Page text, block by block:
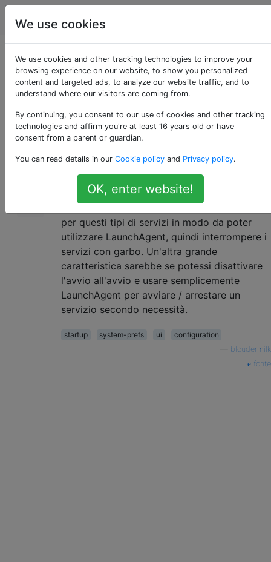
Apple
Esiste una GUI per
OS X LaunchAgents?
20
Sono uno sviluppatore web di giorno e gran
computer (ovvero database e server Web)
viene fornito con un LaunchAgent opzionale
per automatizzare i processi di avvio /
arresto all'avvio. Mi chiedo se esiste una GUI
per questi tipi di servizi in modo da poter
utilizzare LaunchAgent, quindi interrompere i
servizi con garbo. Un'altra grande
caratteristica sarebbe se potessi disattivare
l'avvio all'avvio e usare semplicemente
LaunchAgent per avviare / arrestare un
servizio secondo necessità.
startup system-prefs ui
configuration
bloudermilk
fonte
We use cookies
We use cookies and other tracking technologies to improve your
browsing experience on our website, to show you personalized
content and targeted ads, to analyze our website traffic, and to
understand where our visitors are coming from.
By continuing, you consent to our use of cookies and other tracking
technologies and affirm you're at least 16 years old or have
consent from a parent or guardian.
You can read details in our Cookie policy and Privacy policy.
OK, enter website!